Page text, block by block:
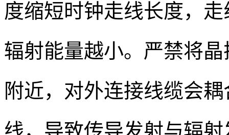
度缩短时钟走线长度，
辐射能量越小。严禁将
附近，对外连接线缆会
线，导致传导发射与辐